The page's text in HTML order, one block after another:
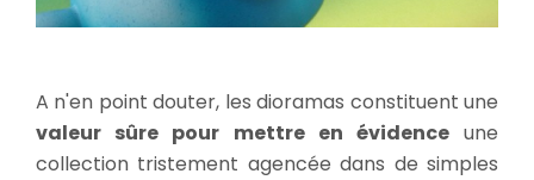
A n'en point douter, les dioramas constituent une
valeur sûre pour mettre en évidenceune
collection tristement agencée dans de simples